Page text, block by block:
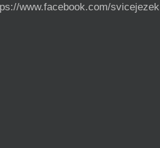
www.facebook.com/svicejezek